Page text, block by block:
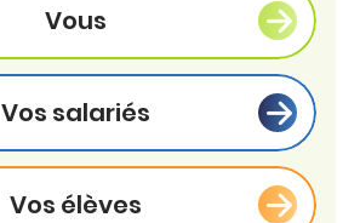
Vous
Vos salariés
Vos élèves